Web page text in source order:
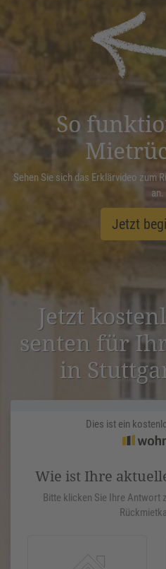
powered by
Management
So
Sehen Sie sich das Erklärvideo zum
an.
Jetzt
Jetzt
senten für
in
Dies ist ein
Wie ist Ihre
Bitte klicken Sie Ihre Antwort